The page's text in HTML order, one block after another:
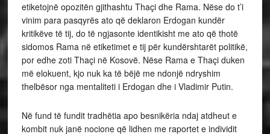
etiketojnë opozitën gjithashtu Thaçi dhe Rama. Nëse do t’i
vinim para pasqyrës ato që deklaron Erdogan kundër
kritikëve të tij, do të ngjasonte identikisht me ato që thotë
sidomos Rama në etiketimet e tij për kundërshtarët politikë,
por edhe zoti Thaçi në Kosovë. Nëse Rama e Thaçi duken
më elokuent, kjo nuk ka të bëjë me ndonjë ndryshim
thelbësor nga mentaliteti i Erdogan dhe i Vladimir Putin.
Në fund të fundit tradhëtia apo besnikëria ndaj atdheut e
kombit nuk janë nocione që lidhen me raportet e individit